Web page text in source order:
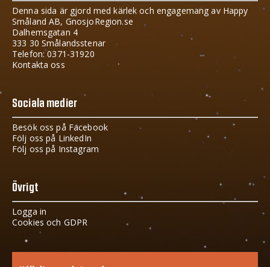
Denna sida är gjord med kärlek och engagemang av Happy
Småland AB, GnosjoRegion.se
Dalhemsgatan 4
333 30 Smålandsstenar
Telefon: 0371-31920
Kontakta oss
Sociala medier
Besök oss på Facebook
Följ oss på LinkedIn
Följ oss på Instagram
Övrigt
Logga in
Cookies och GDPR